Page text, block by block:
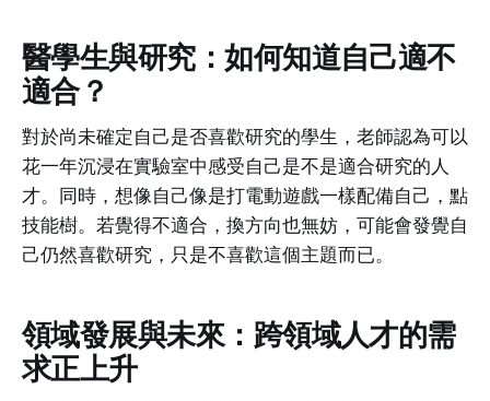
醫學生與研究：如何知道自己適不
適合？
對於尚未確定自己是否喜歡研究的學生，老師認為可以
花一年沉浸在實驗室中感受自己是不是適合研究的人
才。同時，想像自己像是打電動遊戲一樣配備自己，點
技能樹。若覺得不適合，換方向也無妨，可能會發覺自
己仍然喜歡研究，只是不喜歡這個主題而已。
領域發展與未來：跨領域人才的需
求正上升